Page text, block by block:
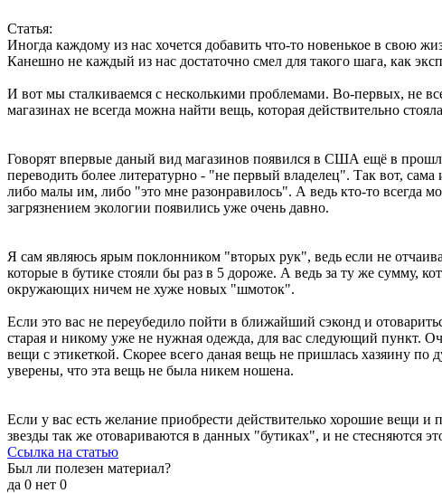
Статья:
Иногда каждому из нас хочется добавить что-то новенькое в свою
Канешно не каждый из нас достаточно смел для такого шага, как
И вот мы сталкиваемся с несколькими проблемами. Во-первых, не
магазинах не всегда можна найти вещь, которая действительно
Говорят впервые даный вид магазинов появился в США ещё в
переводить более литературно - "не первый владелец". Так вот,
либо малы им, либо "это мне разонравилось". А ведь кто-то всегда
загрязнением экологии появились уже очень давно.
Я сам являюсь ярым поклонником "вторых рук", ведь если не
которые в бутике стояли бы раз в 5 дороже. А ведь за ту же сумму,
окружающих ничем не хуже новых "шмоток".
Если это вас не переубедило пойти в ближайший сэконд и
старая и никому уже не нужная одежда, для вас следующий пункт.
вещи с этикеткой. Скорее всего даная вещь не пришлась хазяину
уверены, что эта вещь не была никем ношена.
Если у вас есть желание приобрести действителько хорошие вещи
звезды так же отовариваются в данных "бутиках", и не стесняются
Ссылка на статью
Был ли полезен материал?
да 0 нет 0